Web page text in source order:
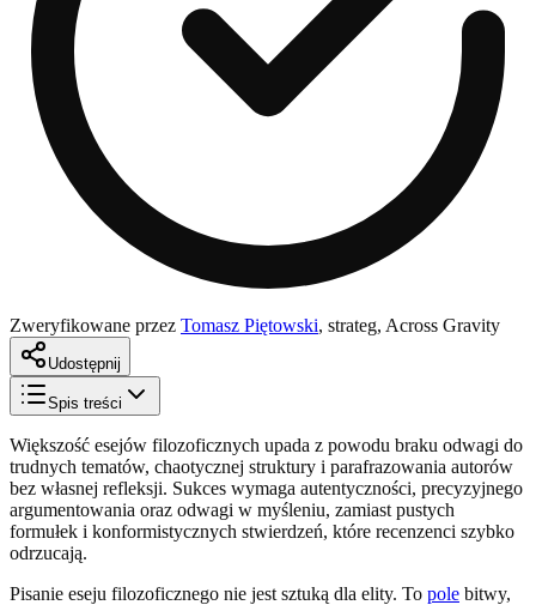
Zweryfikowane przez Tomasz Piętowski, strateg, Across Gravity
Udostępnij
Spis treści
Większość esejów filozoficznych upada z powodu braku odwagi do
trudnych tematów, chaotycznej struktury i parafrazowania autorów
bez własnej refleksji. Sukces wymaga autentyczności, precyzyjnego
argumentowania oraz odwagi w myśleniu, zamiast pustych
formułek i konformistycznych stwierdzeń, które recenzenci szybko
odrzucają.
Pisanie eseju filozoficznego nie jest sztuką dla elity. To pole bitwy,